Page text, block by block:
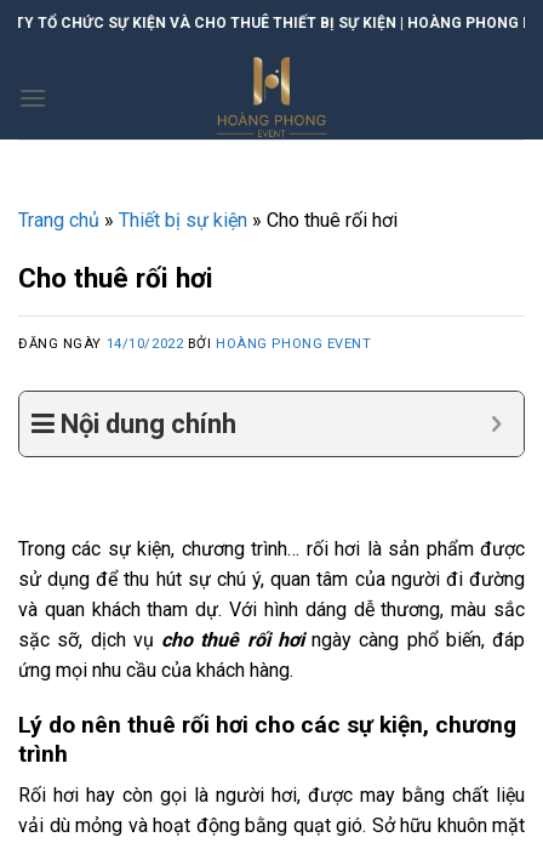
Skip
SỰ KIỆN VÀ CHO THUÊ THIẾT BỊ SỰ KIỆN | HOÀNG PHONG EVENT
Trang chủ » Thiết bị sự kiện » Cho thuê rối hơi
Cho thuê rối hơi
ĐĂNG NGÀY 14/10/2022BỞI HOÀNG PHONG EVENT
Nội dung chính
Trong các sự kiện, chương trình… rối hơi là sản phẩm được
sử dụng để thu hút sự chú ý, quan tâm của người đi đường
và quan khách tham dự. Với hình dáng dễ thương, màu sắc
sặc sỡ, dịch vụ cho thuê rối hơingày càng phổ biến, đáp
ứng mọi nhu cầu của khách hàng.
Lý do nên thuê rối hơi cho các sự kiện, chương
trình
Rối hơi hay còn gọi là người hơi, được may bằng chất liệu
vải dù mỏng và hoạt động bằng quạt gió. Sở hữu khuôn mặt